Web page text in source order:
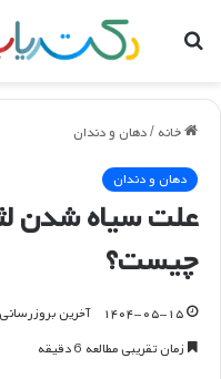
جستجو
خانه /دهان و دندان
دهان و دندان
علت سیاه شدن
چیست؟
۱۴۰۴-۰۵-۱۵ آخرین بروزرسانی: ۱۴۰۴-۰۵-
زمان تقریبی مطالعه 6 دقیقه